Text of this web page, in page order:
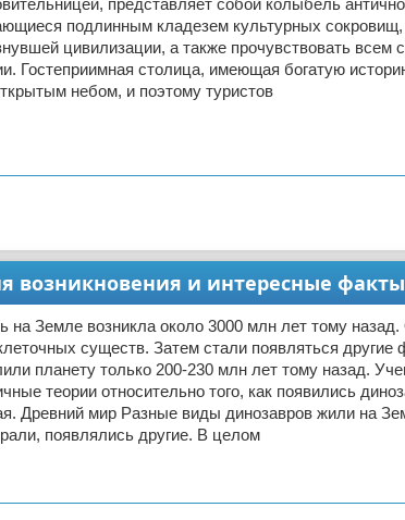
представляет собой колыбель
подлинным кладезем культурных
цивилизации, а также прочувствовать
Гостеприимная столица, имеющая богатую
небом, и поэтому туристов
возникновения и интересные факты
на Земле возникла около 3000 млн лет тому
существ. Затем стали появляться
планету только 200-230 млн лет тому назад.
теории относительно того, как появились
Древний мир Разные виды динозавров жили на
появлялись другие. В целом